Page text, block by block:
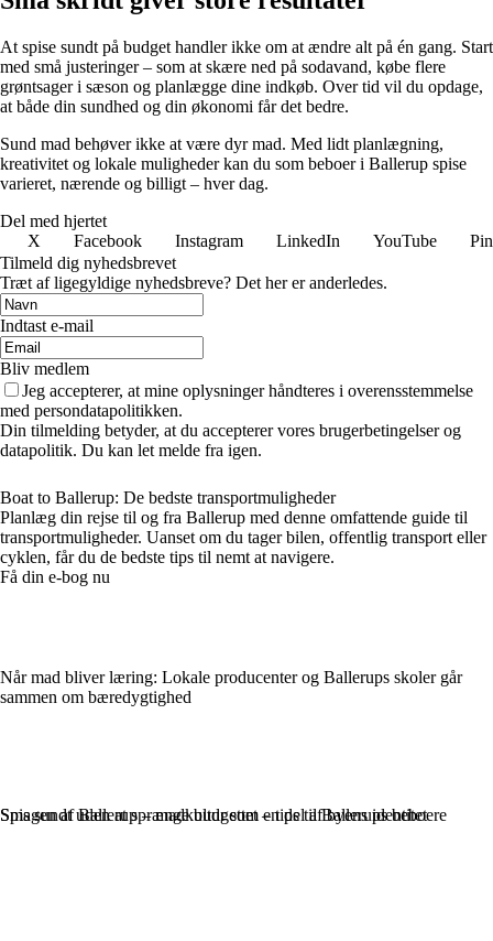
At spise sundt på budget handler ikke om at ændre alt på én gang. Start
med små justeringer – som at skære ned på sodavand, købe flere
grøntsager i sæson og planlægge dine indkøb. Over tid vil du opdage,
at både din sundhed og din økonomi får det bedre.
Sund mad behøver ikke at være dyr mad. Med lidt planlægning,
kreativitet og lokale muligheder kan du som beboer i Ballerup spise
varieret, nærende og billigt – hver dag.
Del med hjertet
X
Facebook Instagram LinkedIn YouTube
Tilmeld dig nyhedsbrevet
Træt af ligegyldige nyhedsbreve? Det her er anderledes.
Indtast e-mail
Bliv medlem
Jeg accepterer, at mine oplysninger håndteres i overensstemmelse
med persondatapolitikken.
Din tilmelding betyder, at du accepterer vores brugerbetingelser og
datapolitik. Du kan let melde fra igen.
Boat to Ballerup: De bedste transportmuligheder
Planlæg din rejse til og fra Ballerup med denne omfattende guide til
transportmuligheder. Uanset om du tager bilen, offentlig transport eller
cyklen, får du de bedste tips til nemt at navigere.
Få din e-bog nu
Når mad bliver læring: Lokale producenter og Ballerups skoler går
sammen om bæredygtighed
Smagen af Ballerup – madkultur som en del af byens identitet
Spis sundt uden at sprænge budgettet – tips til Ballerups beboere